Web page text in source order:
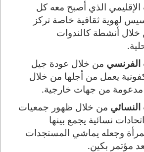
الذي أصبح معه كل
لهوية ثقافية خاصة تركز
أنشطة كالندوات
من خلال عودة جيل
يعمل من أجلها من خلال
مدعومة من جهات خارجية.
من خلال ظهور جمعيات
نسائية يجمع بينها
وجعله يماشي المستجدات
مؤتمر بكين.